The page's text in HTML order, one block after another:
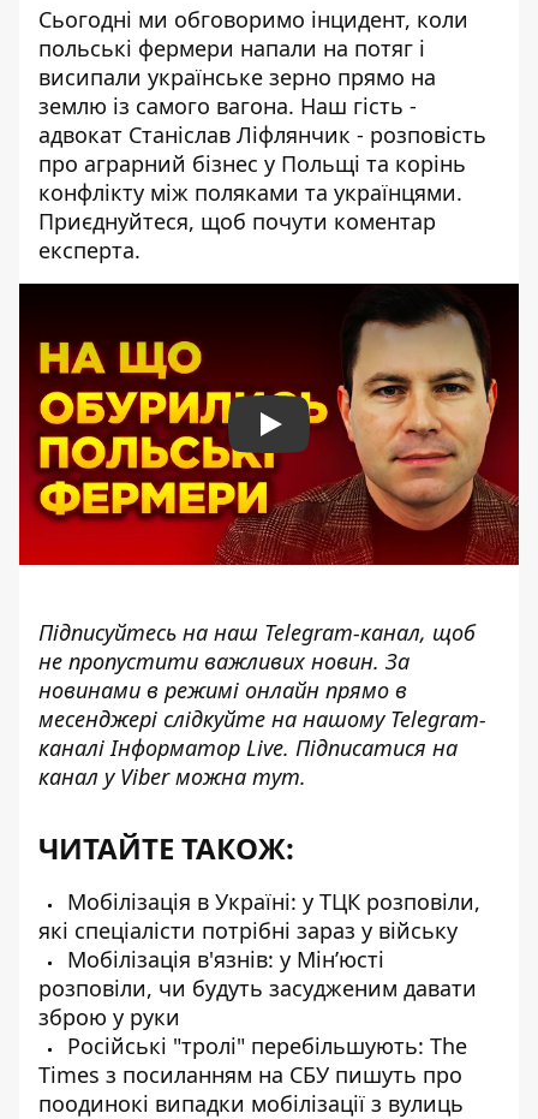
Сьогодні ми обговоримо інцидент, коли
польські фермери напали на потяг і
висипали українське зерно прямо на
землю із самого вагона. Наш гість -
адвокат Станіслав Ліфлянчик - розповість
про аграрний бізнес у Польщі та корінь
конфлікту між поляками та українцями.
Приєднуйтеся, щоб почути коментар
експерта.
Play
Підписуйтесь на наш Telegram-канал, щоб
не пропустити важливих новин. За
новинами в режимі онлайн прямо в
месенджері слідкуйте на нашому Telegram-
каналіІнформатор Live. Підписатися на
канал у Viber можна тут.
ЧИТАЙТЕ ТАКОЖ:
Мобілізація в Україні: у ТЦК розповіли,
які спеціалісти потрібні зараз у війську
Мобілізація в'язнів: у Мін’юсті
розповіли, чи будуть засудженим давати
зброю у руки
Російські "тролі" перебільшують: The
Times з посиланням на СБУ пишуть про
поодинокі випадки мобілізації з вулиць